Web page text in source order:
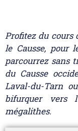
Profitez du cours
le Causse, pour
parcourrez sans
du Causse
Laval-du-Tarn
bifurquer vers
mégalithes.